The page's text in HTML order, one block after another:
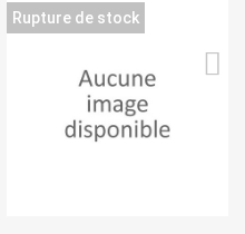
Rupture de stock